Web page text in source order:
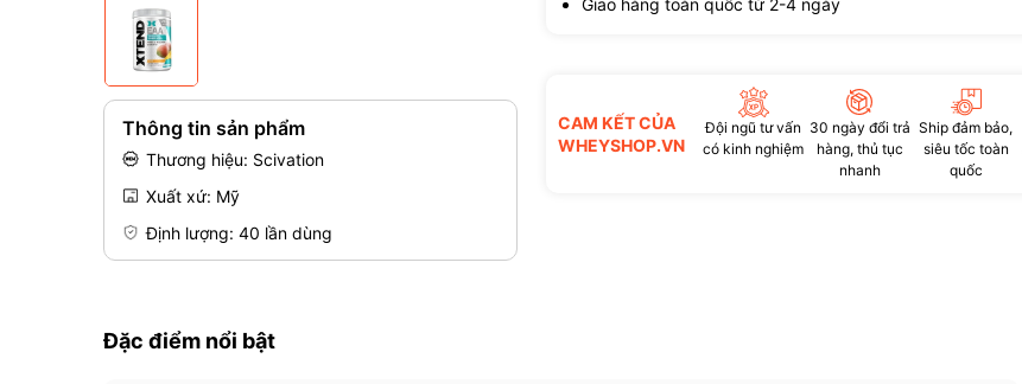
Thông tin sản phẩm
Thương hiệu: Scivation
Xuất xứ: Mỹ
Định lượng: 40 lần dùng
Giao hàng toàn quốc từ 2-4 ngày
CAM KẾT CỦA
WHEYSHOP.VN
Đội ngũ tư vấn
có kinh nghiệm
30 ngày đổi trả
hàng, thủ tục
nhanh
Ship đảm bảo,
siêu tốc toàn
quốc
Đặc điểm nổi bật